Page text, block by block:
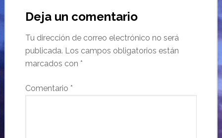
Deja un comentario
Tu dirección de correo electrónico no será
publicada. Los campos obligatorios están
marcados con *
Comentario *